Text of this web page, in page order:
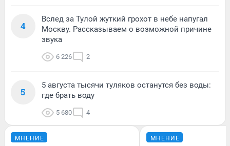
4
Вслед за Тулой жуткий грохот в небе напугал
Москву. Рассказываем о возможной причине
звука
6 226 2
5
5 августа тысячи туляков останутся без воды:
где брать воду
5 680 4
МНЕНИЕ МНЕНИЕ